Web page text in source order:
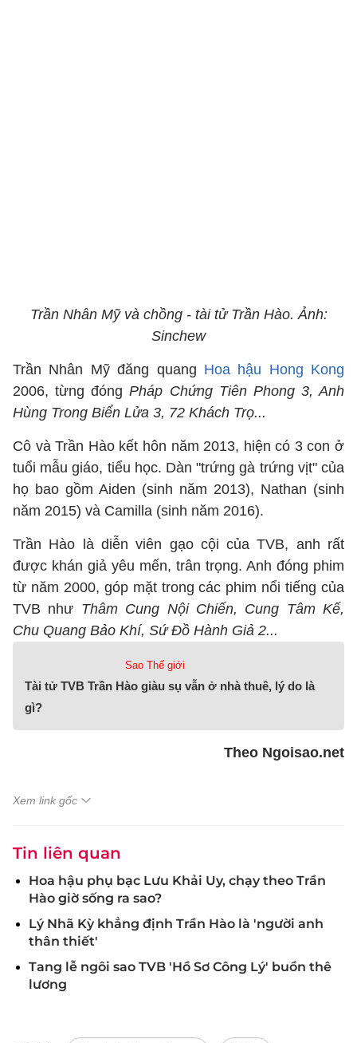
Trần Nhân Mỹ và chồng - tài tử Trần Hào. Ảnh:
Sinchew
Trần Nhân Mỹ đăng quang Hoa hậu Hong Kong
2006, từng đóngPháp Chứng Tiên Phong 3, Anh
Hùng Trong Biển Lửa 3, 72 Khách Trọ...
Cô và Trần Hào kết hôn năm 2013, hiện có 3 con ở
tuổi mẫu giáo, tiểu học. Dàn "trứng gà trứng vịt" của
họ bao gồm Aiden (sinh năm 2013), Nathan (sinh
năm 2015) và Camilla (sinh năm 2016).
Trần Hào là diễn viên gạo cội của TVB, anh rất
được khán giả yêu mến, trân trọng. Anh đóng phim
từ năm 2000, góp mặt trong các phim nổi tiếng của
TVB như Thâm Cung Nội Chiến, Cung Tâm Kế,
Chu Quang Bảo Khí, Sứ Đồ Hành Giả 2...
Sao Thế giới
Tài tử TVB Trần Hào giàu sụ vẫn ở nhà thuê, lý do là
gì?
Theo Ngoisao.net
Xem link gốc
Tin liên quan
Hoa hậu phụ bạc Lưu Khải Uy, chạy theo Trần
Hào giờ sống ra sao?
Lý Nhã Kỳ khẳng định Trần Hào là 'người anh
thân thiết'
Tang lễ ngôi sao TVB 'Hồ Sơ Công Lý' buồn thê
lương